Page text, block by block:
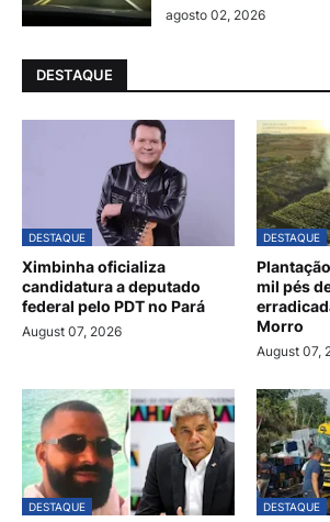
agosto 02, 2026
DESTAQUE
DESTAQUE
Ximbinha oficializa
candidatura a deputado
federal pelo PDT no Pará
August 07, 2026
DESTAQUE
mil pés
Morro
August 07,
DESTAQUE DESTAQUE